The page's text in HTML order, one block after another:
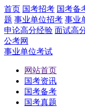
首页 国考招考 国考备
题 事业单位招考 事业
申论高分经验 面试高
公考网
事业单位考试
网站首页
国考资讯
国考备考
国考真题